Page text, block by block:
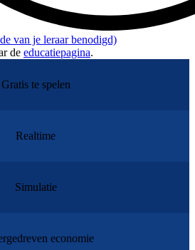
van je leraar benodigd)
de educatiepagina.
Gratis te spelen
Realtime
Simulatie
economie